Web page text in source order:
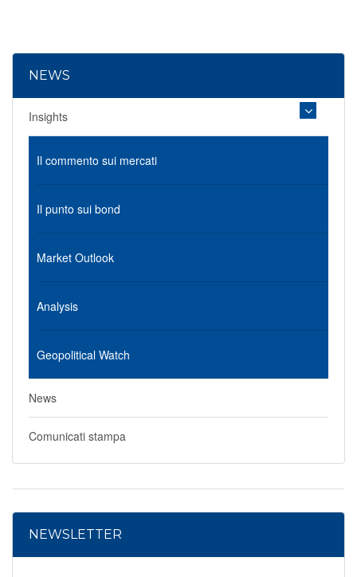
NEWS
Insights
Il commento sui mercati
Il punto sui bond
Market Outlook
Analysis
Geopolitical Watch
News
Comunicati stampa
NEWSLETTER